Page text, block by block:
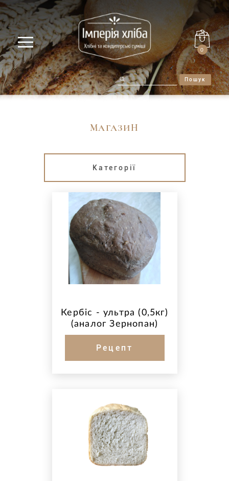
0
Пошук
МАГАЗИН
Категорії
Кербіс - ультра (0,5кг)
(аналог Зернопан)
Рецепт